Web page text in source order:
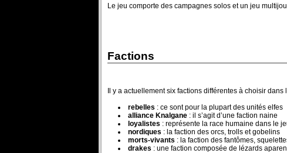
Le jeu comporte des campagnes solos et un jeu
Factions
Il y a actuellement six factions différentes à choisir dans
rebelles : ce sont pour la plupart des unités elfes
alliance Knalgane : il s’agit d’une faction naine
loyalistes : représente la race humaine dans le
nordiques : la faction des orcs, trolls et gobelins
morts-vivants : la faction des fantômes,
drakes : une faction composée de lézards